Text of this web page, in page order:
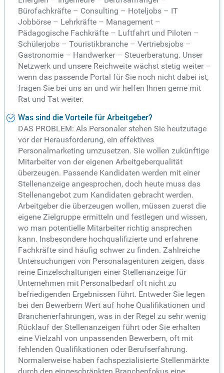
Bürofachkräfte – Consulting – Hoteljobs – IT
Jobbörse – Lehrkräfte – Management –
Pädagogische Fachkräfte – Luftfahrt und Piloten –
Schülerjobs – Touristikbranche – Vertriebsjobs –
Gastronomie – Handwerker – Steuerberatung. Unser
Netzwerk und unsere Reichweite wächst stetig weiter –
wenn das passende Portal für Sie noch nicht dabei ist,
fragen Sie bei uns an und wir helfen Ihnen gerne mit
Rat und Tat weiter.
Was sind die Vorteile für Arbeitgeber?
DAS PROBLEM: Als Personaler stehen Sie heutzutage
vor der Herausforderung, ein effektives
Personalmarketing umzusetzen. Sie wollen zukünftige
Mitarbeiter von der eigenen Arbeitgeberqualität
überzeugen. Passende Kandidaten werden mit einer
Stellenanzeige angesprochen, doch heute muss das
Stellenangebot zum Kandidaten gebracht werden.
Arbeitgeber die überzeugen wollen, müssen zuerst die
eigene Zielgruppe ermitteln und festlegen und wissen,
wo man potentielle Mitarbeiter richtig ansprechen
kann. Insbesondere hochqualifizierte und erfahrene
Fachkräfte sind häufig schwer zu finden. Zahlreiche
Untersuchungen von Personalagenturen zeigen, dass
reine Einzelschaltungen einer Stellenanzeige für
Unternehmen mit Personalbedarf oft nicht zu
befriedigenden Ergebnissen führt. Entweder Sie legen
bei den Bewerbern Wert auf hohe Qualifikationen und
Branchenerfahrungen, was in der Regel zu sehr wenig
Rücklauf der Stellenanzeigen führt oder Sie erhalten
eine Vielzahl von unpassenden Bewerbern, oft mit
fehlenden Qualifikationen oder Berufserfahrung.
Normalerweise haben fachspezialisierte Stellenmärkte